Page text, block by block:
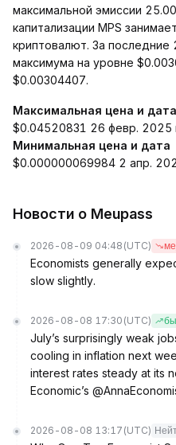
максимальной эмиссии
капитализации MPS
криптовалют. За последние
максимума на уровне
$0.00304407.
Максимальная цена и дата
$0.04520831 26 февр. 2025
Минимальная цена и дата
$0.000000069984 2 апр.
Новости о Meupass
2026-08-09 04:48 (UTC)
Economists generally
slow slightly.
2026-08-08 17:30 (UTC)
July’s surprisingly weak
cooling in inflation next
interest rates steady at its
Economic’s
2026-08-08 13:17 (UTC)